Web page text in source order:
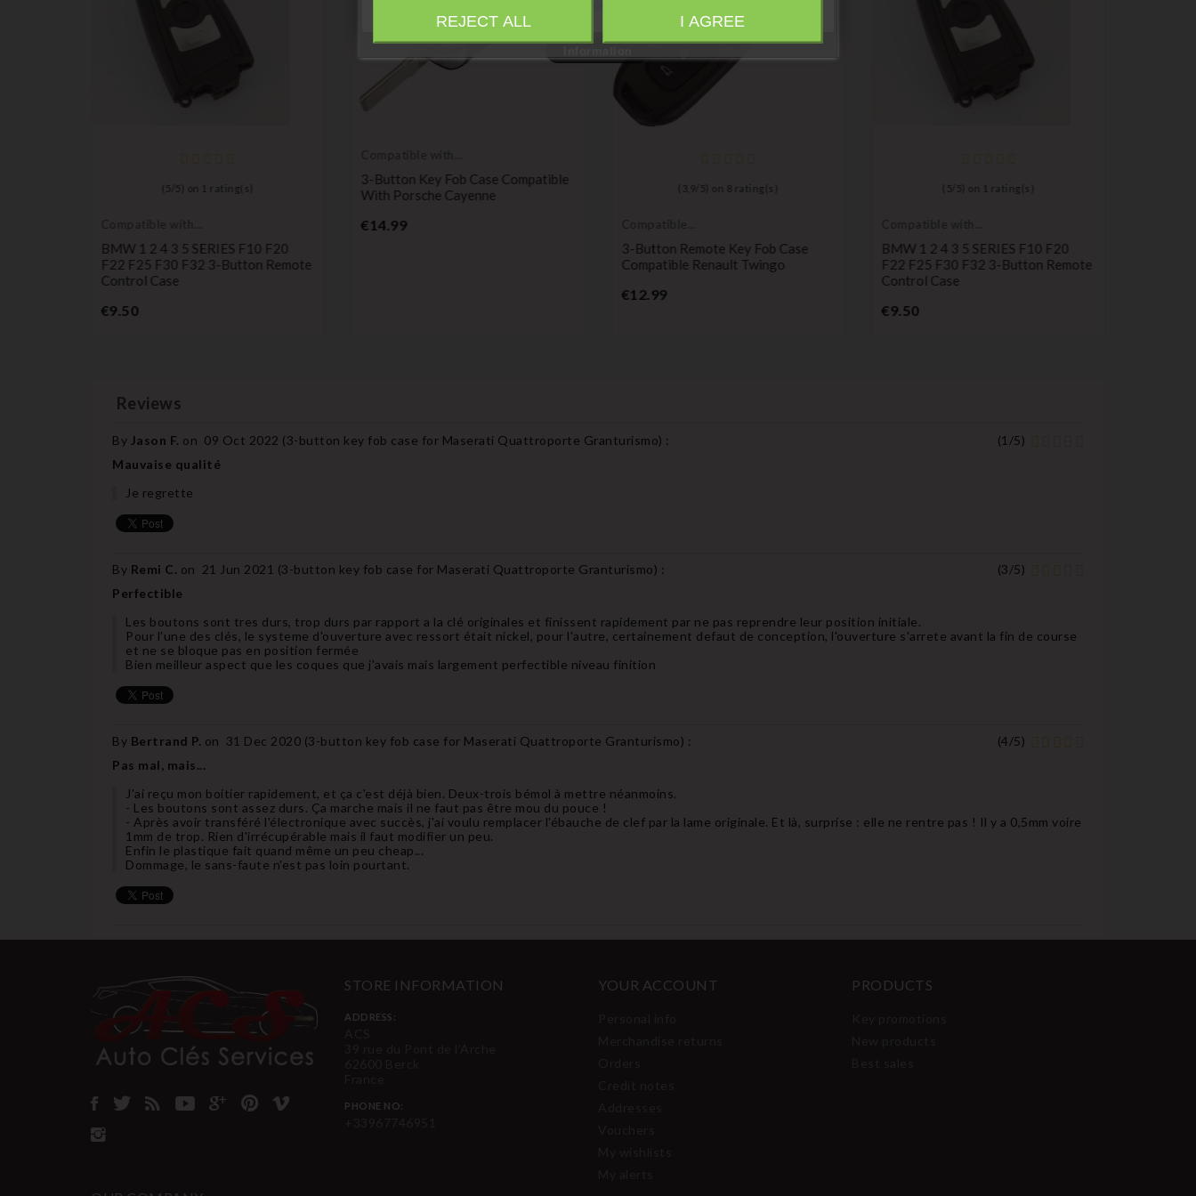
5 5 ) on 1 rating(s)
Compatible with
BMW 1 2 4 3 5 SERIES F10 F20
F22 F25 F30 F32 3-Button Remote
Control Case
€9.50Price
Compatible with
3-Button Key Fob Case Compatible
With Porsche Cayenne
€14.99Price
3,9 5 ) on 8 rating(s)
Compatible
3-Button Remote Key Fob Case
Compatible Renault Twingo
€12.99
5 5 ) on 1 rating(s)
Compatible with
BMW 1 2 4 3 5 SERIES F10 F20
F22 F25 F30 F32 3-Button Remote
Control Case
€9.50
Reviews
By Jason F. on 09 Oct 2022 (3-button key fob case for Maserati Quattroporte Granturismo) : (1 /5)
Mauvaise qualité
Je regrette
By Remi C. on 21 Jun 2021 (3-button key fob case for Maserati Quattroporte Granturismo) : (3/5)
Perfectible
Les boutons sont tres durs, trop durs par rapport a la clé originales et finissent rapidement par ne pas reprendre leur position initiale.
Pour l'une des clés, le systeme d'ouverture avec ressort était nickel, pour l'autre, certainement defaut de conception, l'ouverture s'arrete avant la fin de course
et ne se bloque pas en position fermée
Bien meilleur aspect que les coques que j'avais mais largement perfectible niveau finition
By Bertrand P. on 31 Dec 2020 (3-button key fob case for Maserati Quattroporte Granturismo) : (4/5)
Pas mal, mais...
J'ai reçu mon boitier rapidement, et ça c'est déjà bien. Deux-trois bémol à mettre néanmoins.
- Les boutons sont assez durs. Ça marche mais il ne faut pas être mou du pouce !
- Après avoir transféré l'électronique avec succès, j'ai voulu remplacer l'ébauche de clef par la lame originale. Et là, surprise : elle ne rentre pas ! Il y a 0,5mm voire
1mm de trop. Rien d'irrécupérable mais il faut modifier un peu.
Enfin le plastique fait quand même un peu cheap...
Dommage, le sans-faute n'est pas loin pourtant.
STORE INFORMATION
ADDRESS:
PHONE NO:
YOUR ACCOUNT PRODUCTS
REJECT ALL I AGREE